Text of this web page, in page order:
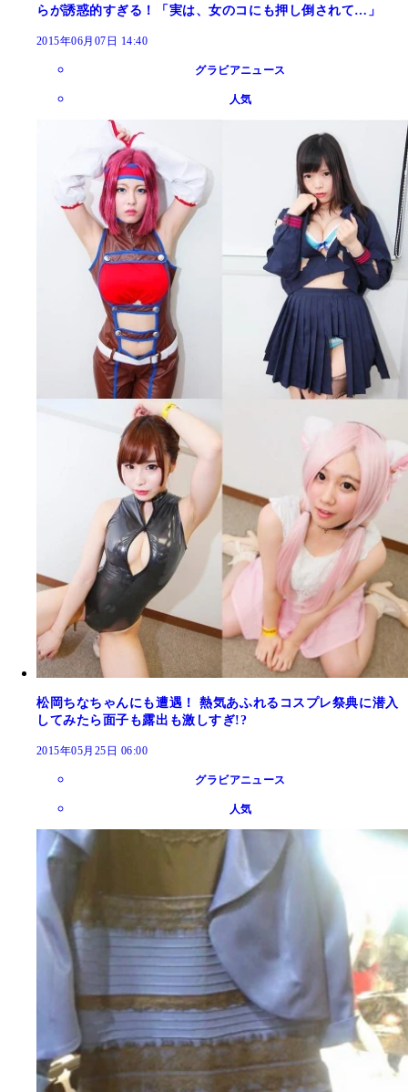
らが誘惑的すぎる！「実は、女のコにも押し倒されて…」
2015年06月07日 14:40
グラビアニュース
人気
松岡ちなちゃんにも遭遇！ 熱気あふれるコスプレ祭典に潜入
してみたら面子も露出も激しすぎ!?
2015年05月25日 06:00
グラビアニュース
人気